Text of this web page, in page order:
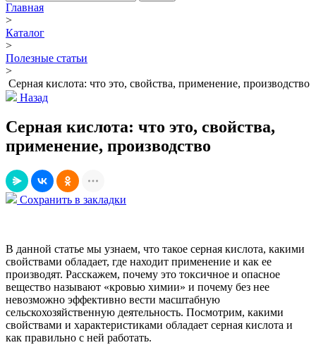
Главная
>
Каталог
>
Полезные статьи
>
Серная кислота: что это, свойства, применение, производство
Назад
Серная кислота: что это, свойства,
применение, производство
Сохранить в закладки
В данной статье мы узнаем, что такое серная кислота, какими
свойствами обладает, где находит применение и как ее
производят. Расскажем, почему это токсичное и опасное
вещество называют «кровью химии» и почему без нее
невозможно эффективно вести масштабную
сельскохозяйственную деятельность. Посмотрим, какими
свойствами и характеристиками обладает серная кислота и
как правильно с ней работать.